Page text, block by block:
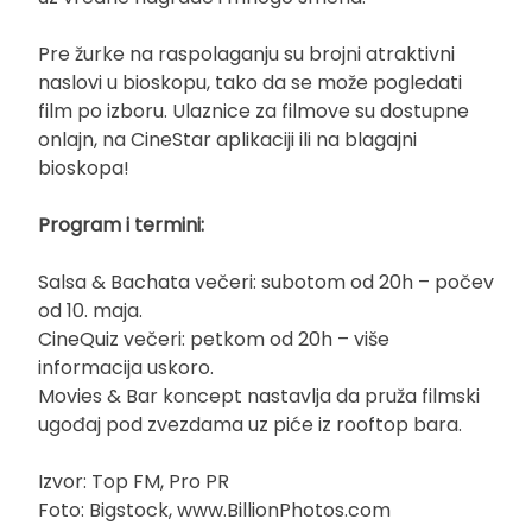
Pre žurke na raspolaganju su brojni atraktivni
naslovi u bioskopu, tako da se može pogledati
film po izboru. Ulaznice za filmove su dostupne
onlajn, na CineStar aplikaciji ili na blagajni
bioskopa!
Program i termini:
Salsa & Bachata večeri: subotom od 20h – počev
od 10. maja.
CineQuiz večeri: petkom od 20h – više
informacija uskoro.
Movies & Bar koncept nastavlja da pruža filmski
ugođaj pod zvezdama uz piće iz rooftop bara.
Izvor: Top FM, Pro PR
Foto: Bigstock, www.BillionPhotos.com